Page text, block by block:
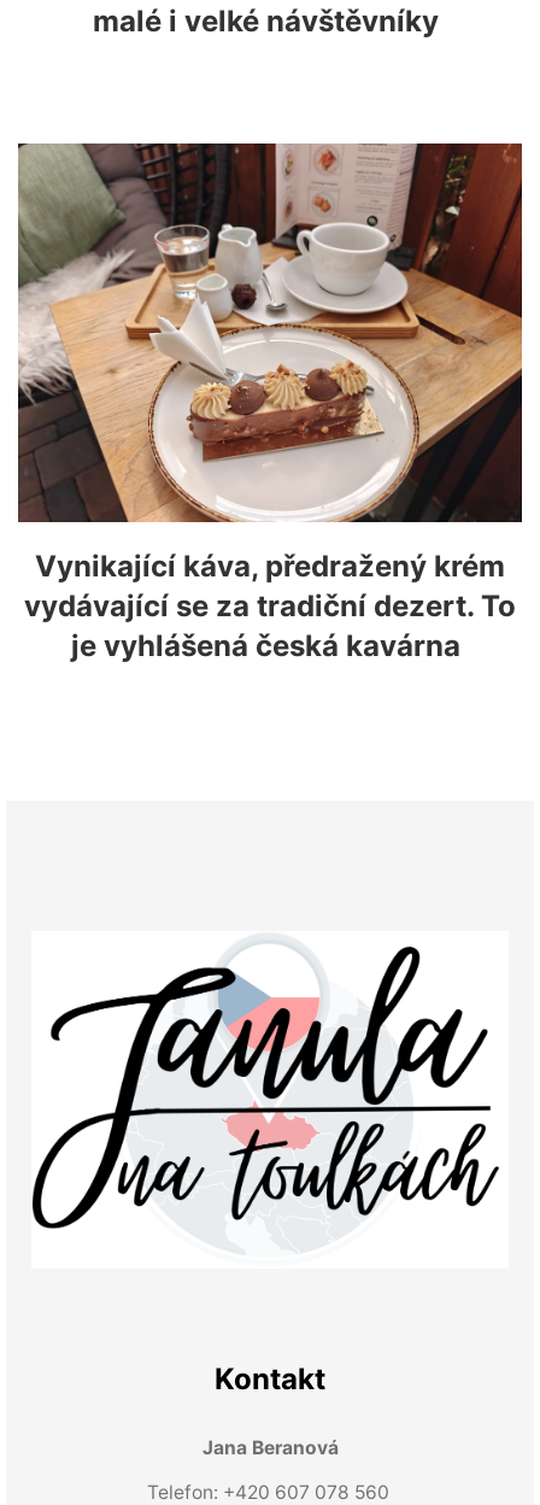
malé i velké návštěvníky
Vynikající káva, předražený krém
vydávající se za tradiční dezert. To
je vyhlášená česká kavárna
Kontakt
Jana Beranová
Telefon: +420 607 078 560